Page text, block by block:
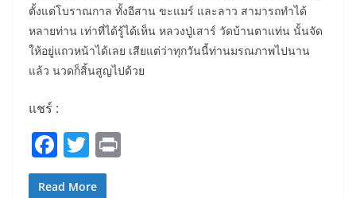
ตั้งแต่โบราณกาล ทั้งอีสาน ขะแมร์ และลาว สามารถทำได้
หลายท่าน เท่าที่ได้รู้ได้เห็น หลวงปู่เสาร์ วัดบ้านตาแท่น นั้นจัด
ให้อยู่แถวหน้าได้เลย เสียแต่ว่าทุกวันนี้ท่านมรณภาพไปนาน
แล้ว นวดก็สิ้นสูญไปด้วย
แชร์ :
F
a
T
w
Read More